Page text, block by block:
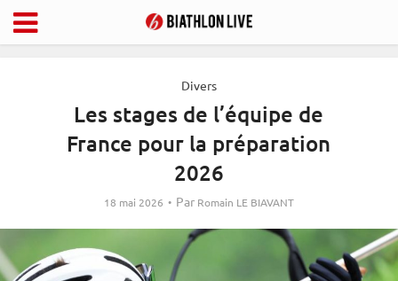
Divers
Les stages de l’équipe de
France pour la préparation
2026
18 mai 2026 Par Romain LE BIAVANT